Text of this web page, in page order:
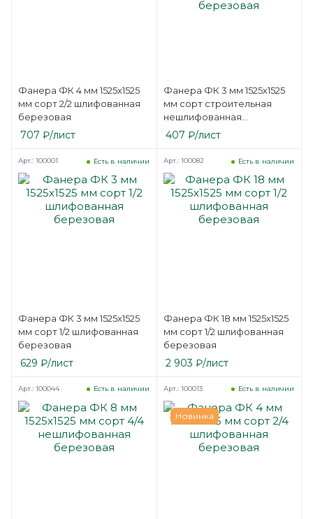
Фанера ФК 4 мм 1525х1525
мм сорт 2/2 шлифованная
березовая
707 ₽/лист
Фанера ФК 3 мм 1525х1525
мм сорт строительная
нешлифованная
березовая
407 ₽/лист
Фанера ФК 3 мм 1525х1525
мм сорт 1/2 шлифованная
березовая
Есть в наличии
Арт.: 100001
629 ₽/лист
Фанера ФК 18 мм 1525х1525
мм сорт 1/2 шлифованная
березовая
Есть в наличии
Арт.: 100082
2 903 ₽/лист
Есть в наличии
Арт.: 100044
Новинка
Есть в наличии
Арт.: 100013